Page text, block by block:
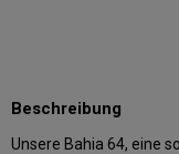
Beschreibung
Unsere Bahia 64, eine